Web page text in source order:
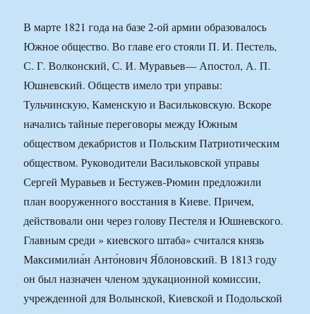
В марте 1821 года на базе 2-ой армии образовалось
Южное общество. Во главе его стояли П. И. Пестель,
С. Г. Волконский, С. И. Муравьев— Апостол, А. П.
Юшневский. Обществ имело три управы:
Тульчинскую, Каменскую и Васильковскую. Вскоре
начались тайные переговоры между Южным
обществом декабристов и Польским Патриотическим
обществом. Руководители Васильковской управы
Сергей Муравьев и Бестужев-Рюмин предложили
план вооруженного восстания в Киеве. Причем,
действовали они через голову Пестеля и Юшневского.
Главным среди » киевского штаба» считался князь
Максимилиа́н Анто́нович Я́блоновский. В 1813 году
он был назначен членом эдукационной комиссии,
учрежденной для Волынской, Киевской и Подольской